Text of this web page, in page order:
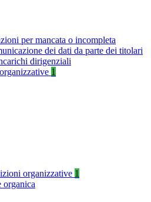
per mancata o incompleta
dei dati da parte dei titolari
dirigenziali
1
organizzative 1
organica